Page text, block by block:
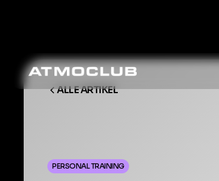
ALLE ARTIKEL
PERSONAL TRAINING